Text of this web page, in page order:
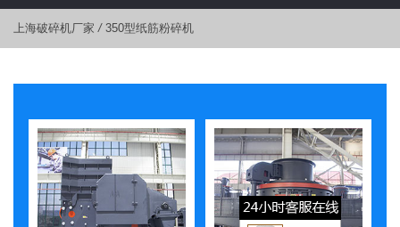
上海破碎机厂家 / 350型纸筋粉碎机